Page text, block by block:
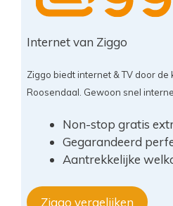
Internet van Ziggo
Ziggo biedt internet & TV door de
Roosendaal. Gewoon snel
Non-stop gratis
Gegarandeerd
Aantrekkelijke
Ziggo vergelijken